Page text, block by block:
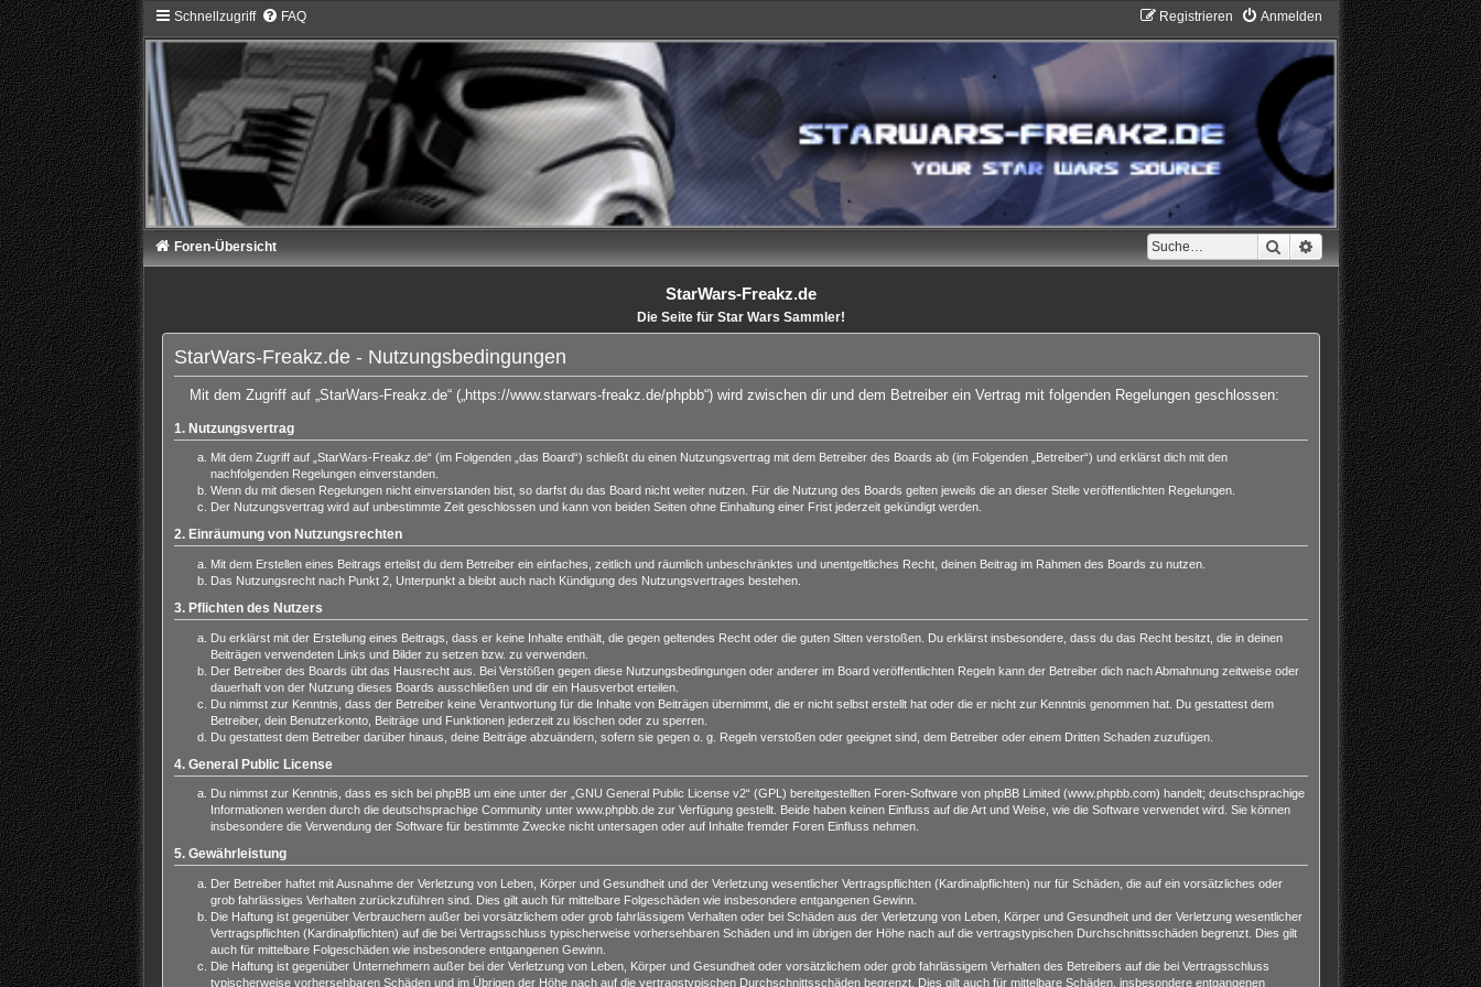
Schnellzugriff FAQ Anmelden
Registrieren
Suche Erweiterte Suche
Foren-Übersicht
StarWars-Freakz.de
Die Seite für Star Wars Sammler!
StarWars-Freakz.de - Nutzungsbedingungen
Mit dem Zugriff auf „StarWars-Freakz.de“ („https://www.starwars-freakz.de/phpbb“) wird zwischen dir und dem Betreiber ein Vertrag mit folgenden Regelungen geschlossen:
1. Nutzungsvertrag
Mit dem Zugriff auf „StarWars-Freakz.de“ (im Folgenden „das Board“) schließt du einen Nutzungsvertrag mit dem Betreiber des Boards ab (im Folgenden „Betreiber“) und erklärst dich mit den
nachfolgenden Regelungen einverstanden.
Wenn du mit diesen Regelungen nicht einverstanden bist, so darfst du das Board nicht weiter nutzen. Für die Nutzung des Boards gelten jeweils die an dieser Stelle veröffentlichten Regelungen.
Der Nutzungsvertrag wird auf unbestimmte Zeit geschlossen und kann von beiden Seiten ohne Einhaltung einer Frist jederzeit gekündigt werden.
2. Einräumung von Nutzungsrechten
Mit dem Erstellen eines Beitrags erteilst du dem Betreiber ein einfaches, zeitlich und räumlich unbeschränktes und unentgeltliches Recht, deinen Beitrag im Rahmen des Boards zu nutzen.
Das Nutzungsrecht nach Punkt 2, Unterpunkt a bleibt auch nach Kündigung des Nutzungsvertrages bestehen.
3. Pflichten des Nutzers
Du erklärst mit der Erstellung eines Beitrags, dass er keine Inhalte enthält, die gegen geltendes Recht oder die guten Sitten verstoßen. Du erklärst insbesondere, dass du das Recht besitzt, die in deinen
Beiträgen verwendeten Links und Bilder zu setzen bzw. zu verwenden.
Der Betreiber des Boards übt das Hausrecht aus. Bei Verstößen gegen diese Nutzungsbedingungen oder anderer im Board veröffentlichten Regeln kann der Betreiber dich nach Abmahnung zeitweise oder
dauerhaft von der Nutzung dieses Boards ausschließen und dir ein Hausverbot erteilen.
Du nimmst zur Kenntnis, dass der Betreiber keine Verantwortung für die Inhalte von Beiträgen übernimmt, die er nicht selbst erstellt hat oder die er nicht zur Kenntnis genommen hat. Du gestattest dem
Betreiber, dein Benutzerkonto, Beiträge und Funktionen jederzeit zu löschen oder zu sperren.
Du gestattest dem Betreiber darüber hinaus, deine Beiträge abzuändern, sofern sie gegen o. g. Regeln verstoßen oder geeignet sind, dem Betreiber oder einem Dritten Schaden zuzufügen.
4. General Public License
Du nimmst zur Kenntnis, dass es sich bei phpBB um eine unter der „GNU General Public License v2“ (GPL) bereitgestellten Foren-Software von phpBB Limited (www.phpbb.com) handelt; deutschsprachige
Informationen werden durch die deutschsprachige Community unter www.phpbb.de zur Verfügung gestellt. Beide haben keinen Einfluss auf die Art und Weise, wie die Software verwendet wird. Sie können
insbesondere die Verwendung der Software für bestimmte Zwecke nicht untersagen oder auf Inhalte fremder Foren Einfluss nehmen.
5. Gewährleistung
Der Betreiber haftet mit Ausnahme der Verletzung von Leben, Körper und Gesundheit und der Verletzung wesentlicher Vertragspflichten (Kardinalpflichten) nur für Schäden, die auf ein vorsätzliches oder
grob fahrlässiges Verhalten zurückzuführen sind. Dies gilt auch für mittelbare Folgeschäden wie insbesondere entgangenen Gewinn.
Die Haftung ist gegenüber Verbrauchern außer bei vorsätzlichem oder grob fahrlässigem Verhalten oder bei Schäden aus der Verletzung von Leben, Körper und Gesundheit und der Verletzung wesentlicher
Vertragspflichten (Kardinalpflichten) auf die bei Vertragsschluss typischerweise vorhersehbaren Schäden und im übrigen der Höhe nach auf die vertragstypischen Durchschnittsschäden begrenzt. Dies gilt
auch für mittelbare Folgeschäden wie insbesondere entgangenen Gewinn.
Die Haftung ist gegenüber Unternehmern außer bei der Verletzung von Leben, Körper und Gesundheit oder vorsätzlichem oder grob fahrlässigem Verhalten des Betreibers auf die bei Vertragsschluss
typischerweise vorhersehbaren Schäden und im Übrigen der Höhe nach auf die vertragstypischen Durchschnittsschäden begrenzt. Dies gilt auch für mittelbare Schäden, insbesondere entgangenen